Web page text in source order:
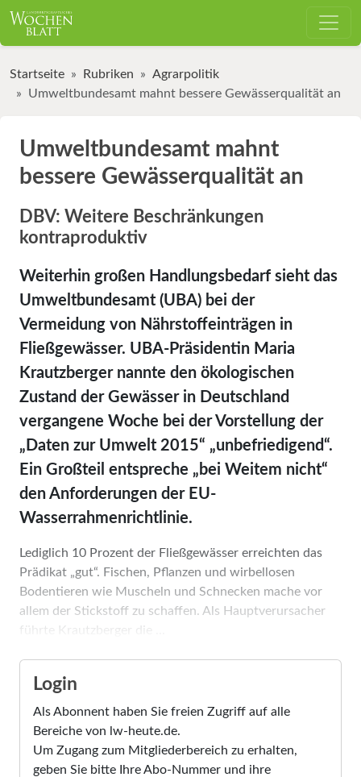
Startseite Rubriken
Agrarpolitik
Umweltbundesamt mahnt bessere Gewässerqualität an
Umweltbundesamt mahnt
bessere Gewässerqualität an
DBV: Weitere Beschränkungen
kontraproduktiv
Weiterhin großen Handlungsbedarf sieht das
Umweltbundesamt (UBA) bei der
Vermeidung von Nährstoffeinträgen in
Fließgewässer. UBA-Präsidentin Maria
Krautzberger nannte den ökologischen
Zustand der Gewässer in Deutschland
vergangene Woche bei der Vorstellung der
„Daten zur Umwelt 2015“ „unbefriedigend“.
Ein Großteil entspreche „bei Weitem nicht“
den Anforderungen der EU-
Wasserrahmenrichtlinie.
Lediglich 10 Prozent der Fließgewässer erreichten das
Prädikat „gut“. Fischen, Pflanzen und wirbellosen
Bodentieren wie Muscheln und Schnecken mache vor
allem der Stickstoff zu schaffen. Als Hauptverursacher
führte Krautzberger die ...
Login
Als Abonnent haben Sie freien Zugriff auf alle
Bereiche von lw-heute.de.
Um Zugang zum Mitgliederbereich zu erhalten,
geben Sie bitte Ihre Abo-Nummer und ihre